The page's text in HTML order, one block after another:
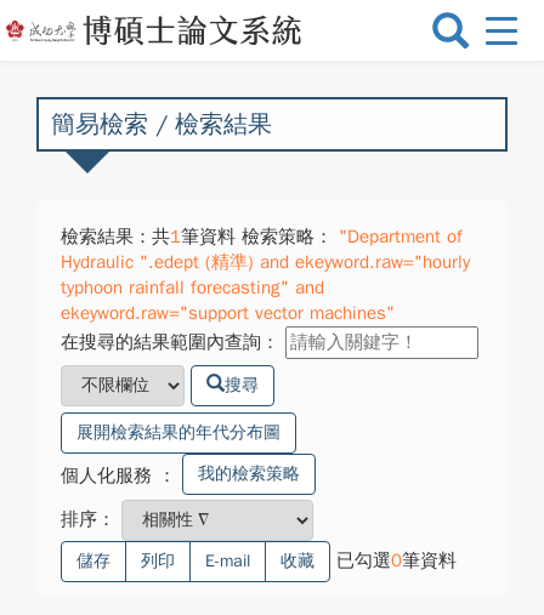
選
換
簡易檢索 / 檢索結果
檢索結果：共1筆資料 檢索策略：
"Department of
Hydraulic ".edept (精準) and ekeyword.raw="hourly
typhoon rainfall forecasting" and
ekeyword.raw="support vector machines"
在搜尋的結果範圍內查詢：
搜尋
展開檢索結果的年代分布圖
個人化服務 ： 我的檢索策略
排序：
儲存 列印 E-mail 收藏 已勾選0筆資料